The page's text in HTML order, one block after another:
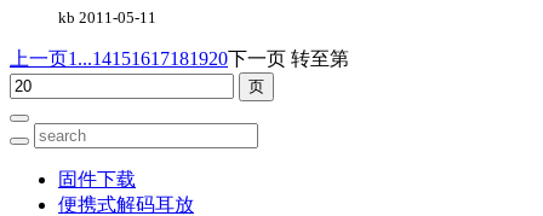
kb 2011-05-11
上一页1...14151617181920下一页 转至第
固件下载
便携式解码耳放